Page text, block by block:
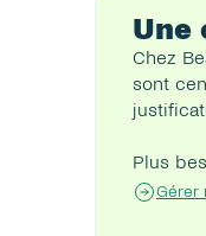
Une
Chez
sont
Plus
Gérer